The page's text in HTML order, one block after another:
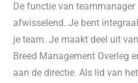
De functie van teammanager
afwisselend. Je bent
je team. Je maakt deel uit
Breed Management Overleg
aan de directie. Als lid van